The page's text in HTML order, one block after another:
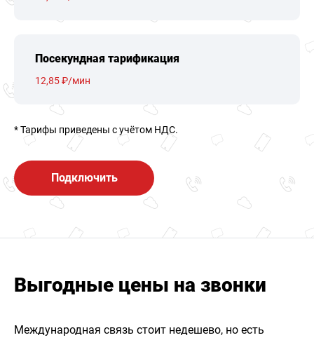
Посекундная тарификация
12,85 ₽/мин
* Тарифы приведены c учётом НДС.
Подключить
Выгодные цены на звонки
Международная связь стоит недешево, но есть